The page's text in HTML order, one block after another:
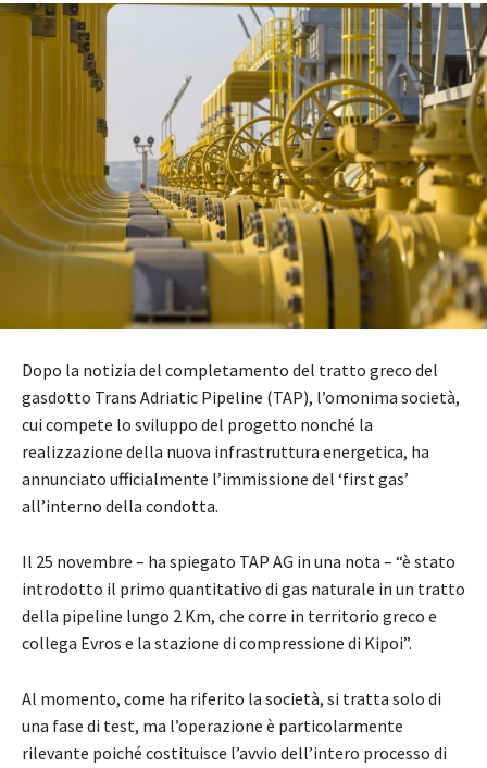
Dopo la notizia del completamento del tratto greco del
gasdotto Trans Adriatic Pipeline (TAP), l’omonima società,
cui compete lo sviluppo del progetto nonché la
realizzazione della nuova infrastruttura energetica, ha
annunciato ufficialmente l’immissione del ‘first gas’
all’interno della condotta.
Il 25 novembre – ha spiegato TAP AG in una nota – “è stato
introdotto il primo quantitativo di gas naturale in un tratto
della pipeline lungo 2 Km, che corre in territorio greco e
collega Evros e la stazione di compressione di Kipoi”.
Al momento, come ha riferito la società, si tratta solo di
una fase di test, ma l’operazione è particolarmente
rilevante poiché costituisce l’avvio dell’intero processo di